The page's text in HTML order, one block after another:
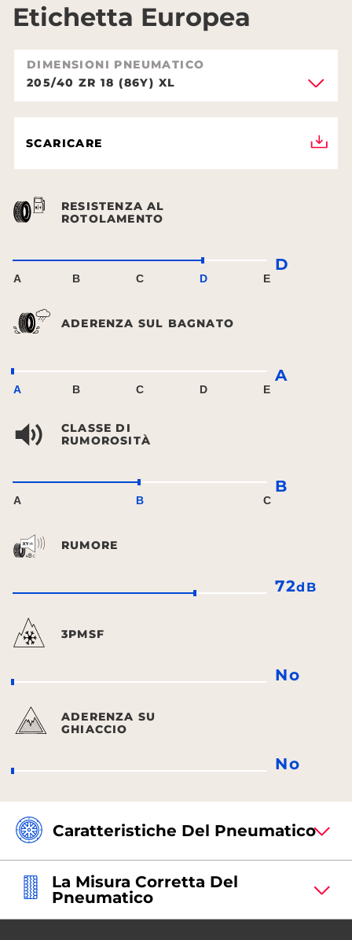
Etichetta Europea
DIMENSIONI PNEUMATICO
205/40 ZR 18 (86Y) XL
SCARICARE
RESISTENZA AL
ROTOLAMENTO
A B C D E
D
ADERENZA SUL BAGNATO
A B C D E
A
CLASSE DI
RUMOROSITÀ
A B C
B
RUMORE
72dB
3PMSF
No
ADERENZA SU
GHIACCIO
No
Caratteristiche Del Pneumatico
La Misura Corretta Del
Pneumatico